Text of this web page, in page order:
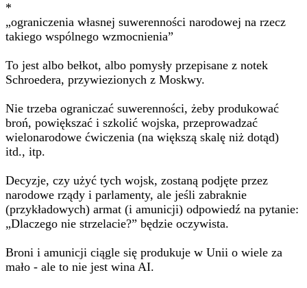
*
„ograniczenia własnej suwerenności narodowej na rzecz
takiego wspólnego wzmocnienia”
To jest albo bełkot, albo pomysły przepisane z notek
Schroedera, przywiezionych z Moskwy.
Nie trzeba ograniczać suwerenności, żeby produkować
broń, powiększać i szkolić wojska, przeprowadzać
wielonarodowe ćwiczenia (na większą skalę niż dotąd)
itd., itp.
Decyzje, czy użyć tych wojsk, zostaną podjęte przez
narodowe rządy i parlamenty, ale jeśli zabraknie
(przykładowych) armat (i amunicji) odpowiedź na pytanie:
„Dlaczego nie strzelacie?” będzie oczywista.
Broni i amunicji ciągle się produkuje w Unii o wiele za
mało - ale to nie jest wina AI.